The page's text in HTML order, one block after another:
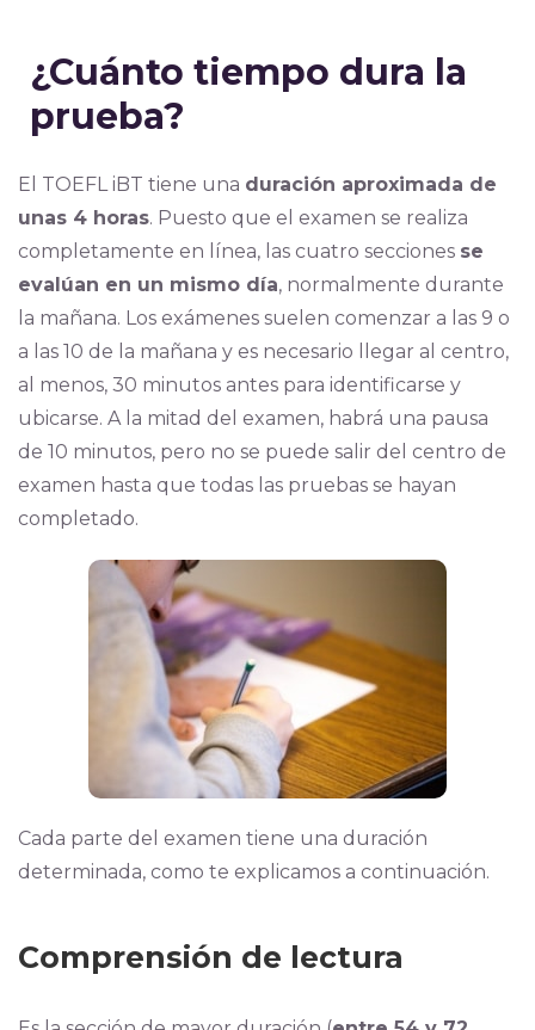
¿Cuánto tiempo dura la
prueba?
El TOEFL iBT tiene una duración aproximada de
unas 4 horas. Puesto que el examen se realiza
completamente en línea, las cuatro secciones se
evalúan en un mismo día, normalmente durante
la mañana. Los exámenes suelen comenzar a las 9 o
a las 10 de la mañana y es necesario llegar al centro,
al menos, 30 minutos antes para identificarse y
ubicarse. A la mitad del examen, habrá una pausa
de 10 minutos, pero no se puede salir del centro de
examen hasta que todas las pruebas se hayan
completado.
Cada parte del examen tiene una duración
determinada, como te explicamos a continuación.
Comprensión de lectura